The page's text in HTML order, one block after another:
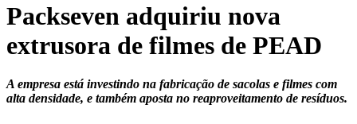
Packseven adquiriu nova
extrusora de filmes de PEAD
A empresa está investindo na fabricação de sacolas e filmes com
alta densidade, e também aposta no reaproveitamento de resíduos.